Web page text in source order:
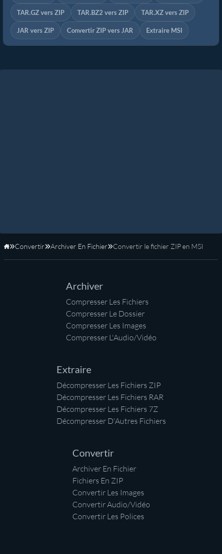
TAR.GZ vers ZIP TAR.BZ2 vers ZIP TAR.XZ vers ZIP
JAR vers ZIP Convertir ZIP vers JAR Extraire MSI
Accueil
Convertir Archiver En Fichier Convertir le fichier ZIP en MSI
Archiver
Compresser Les Fichiers
Compresser Le Dossier
Compresser Les Images
Compresser L'Audio/Vidéo
Extraire
Décompresser Les Fichiers ZIP
Décompresser Les Fichiers RAR
Décompresser Les Fichiers 7Z
Décompresser D'Autres Fichiers
Convertir
Archiver En Fichier
Fichiers En ZIP
Convertir Les Images
Convertir Audio/Vidéo
Convertir Les Polices